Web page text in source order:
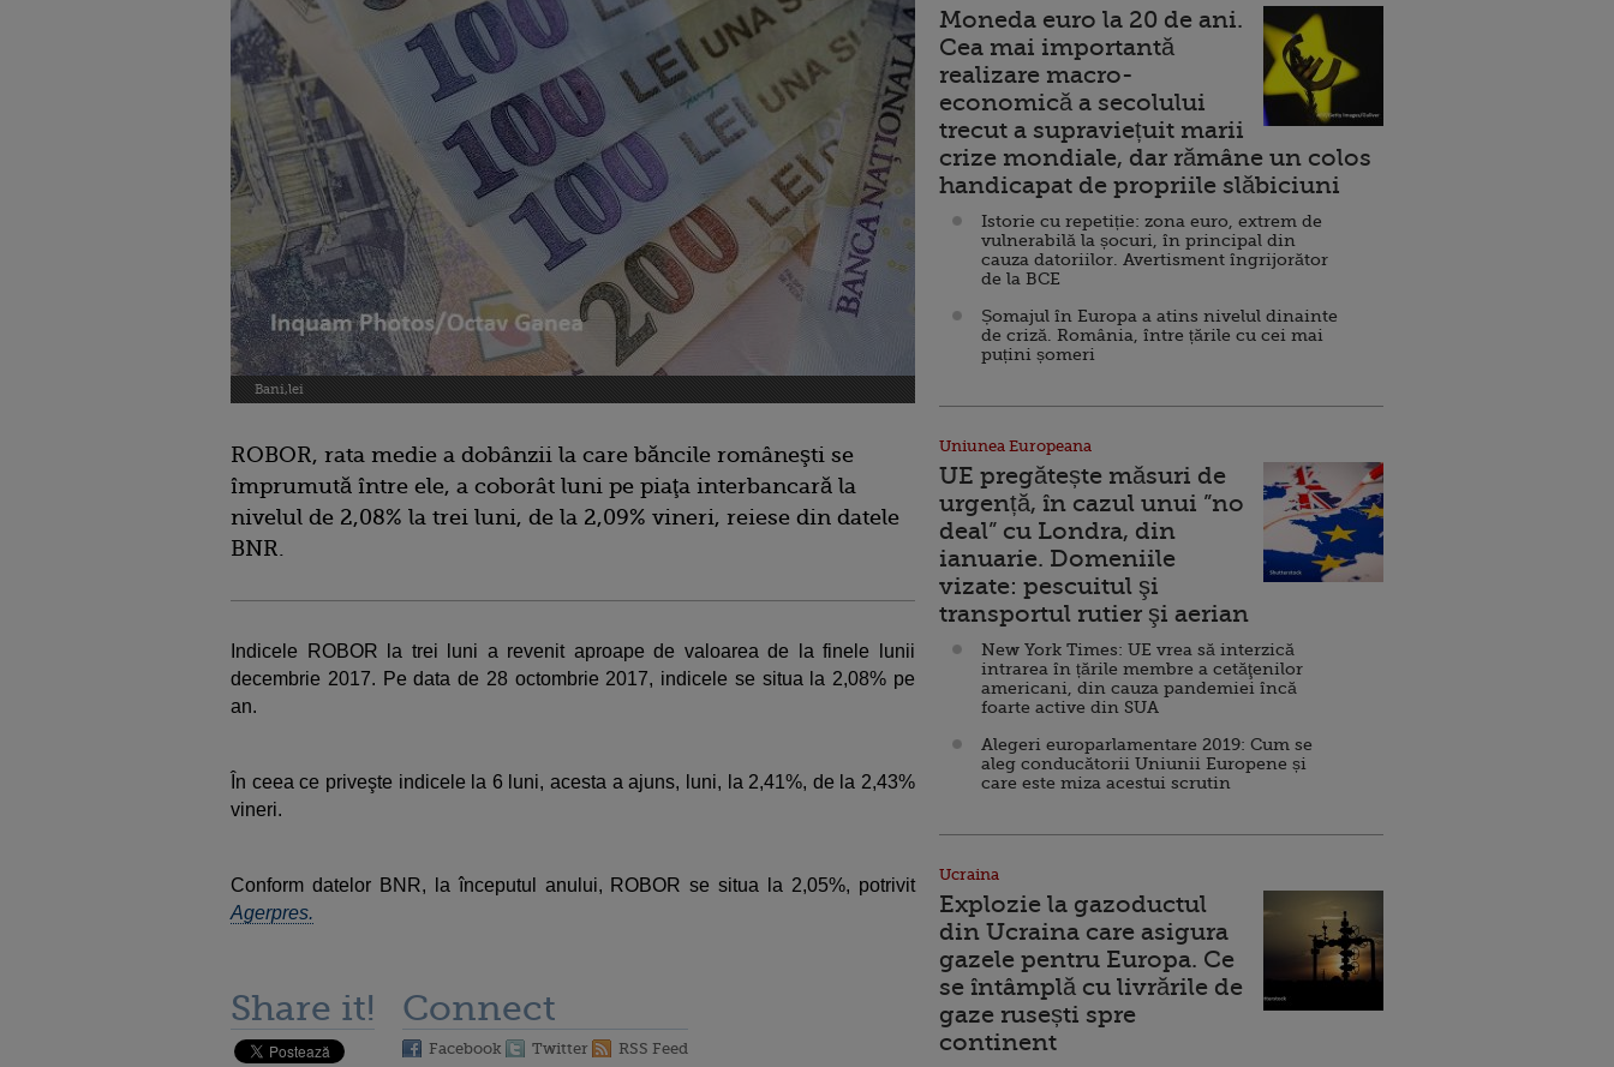
Bani,lei
ROBOR, rata medie a dobânzii la care băncile româneşti se
împrumută între ele, a coborât luni pe piaţa interbancară la
nivelul de 2,08% la trei luni, de la 2,09% vineri, reiese din datele
BNR.
Indicele ROBOR la trei luni a revenit aproape de valoarea de la finele lunii
decembrie 2017. Pe data de 28 octombrie 2017, indicele se situa la 2,08% pe
an.
În ceea ce priveşte indicele la 6 luni, acesta a ajuns, luni, la 2,41%, de la 2,43%
vineri.
Conform datelor BNR, la începutul anului, ROBOR se situa la 2,05%, potrivit
Agerpres.
Share it! Connect
Facebook Twitter RSS Feed
Moneda euro la 20 de ani.
Cea mai importantă
realizare macro-
economică a secolului
trecut a supraviețuit marii
crize mondiale, dar rămâne un colos
handicapat de propriile slăbiciuni
Istorie cu repetiție: zona euro, extrem de
vulnerabilă la șocuri, în principal din
cauza datoriilor. Avertisment îngrijorător
de la BCE
Șomajul în Europa a atins nivelul dinainte
de criză. România, între țările cu cei mai
puțini șomeri
Uniunea Europeana
UE pregătește măsuri de
urgență, în cazul unui ”no
deal” cu Londra, din
ianuarie. Domeniile
vizate: pescuitul şi
transportul rutier şi aerian
New York Times: UE vrea să interzică
intrarea în țările membre a cetăţenilor
americani, din cauza pandemiei încă
foarte active din SUA
Alegeri europarlamentare 2019: Cum se
aleg conducătorii Uniunii Europene și
care este miza acestui scrutin
Ucraina
Explozie la gazoductul
din Ucraina care asigura
gazele pentru Europa. Ce
se întâmplă cu livrările de
gaze rusești spre
continent